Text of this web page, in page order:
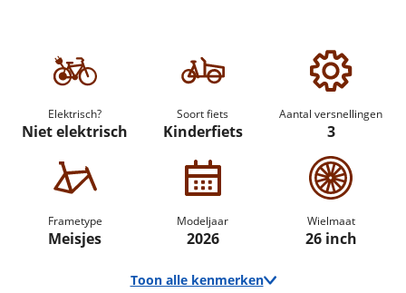
Elektrisch?
Niet elektrisch
Soort fiets
Kinderfiets
Aantal versnellingen
3
Frametype
Meisjes
Modeljaar
2026
Wielmaat
26 inch
Toon alle kenmerken